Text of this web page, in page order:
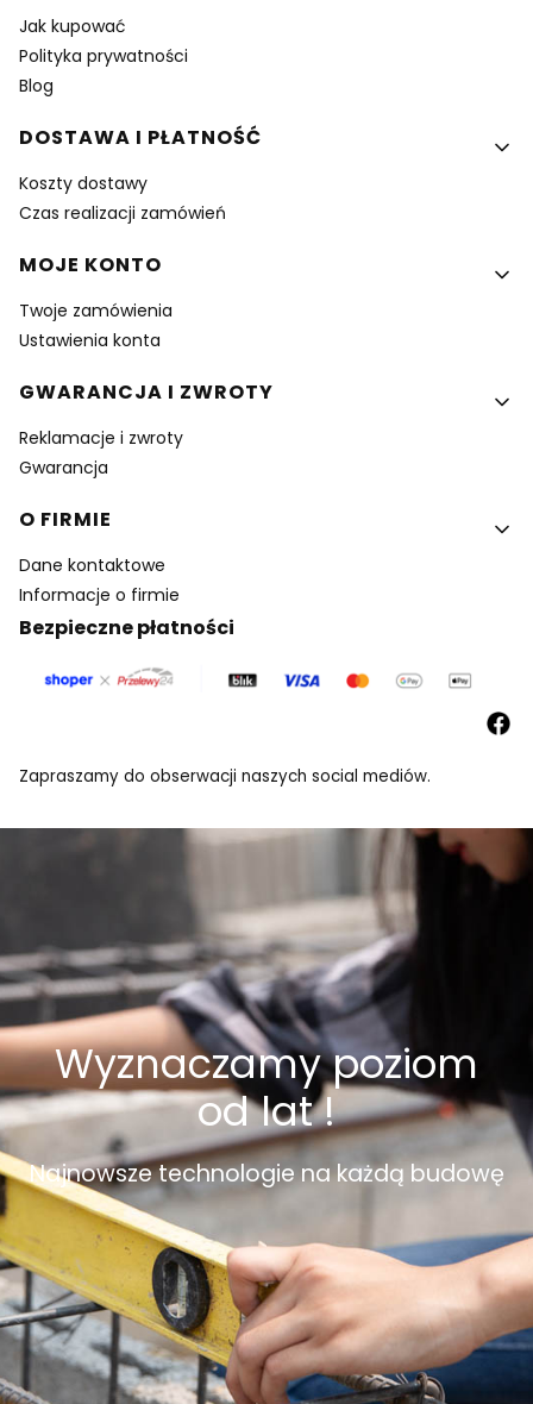
Jak kupować
Polityka prywatności
Blog
DOSTAWA I PŁATNOŚĆ
Koszty dostawy
Czas realizacji zamówień
MOJE KONTO
Twoje zamówienia
Ustawienia konta
GWARANCJA I ZWROTY
Reklamacje i zwroty
Gwarancja
O FIRMIE
Dane kontaktowe
Informacje o firmie
Bezpieczne płatności
Zapraszamy do obserwacji naszych social mediów.
Wyznaczamy poziom
od lat !
Najnowsze technologie na każdą budowę